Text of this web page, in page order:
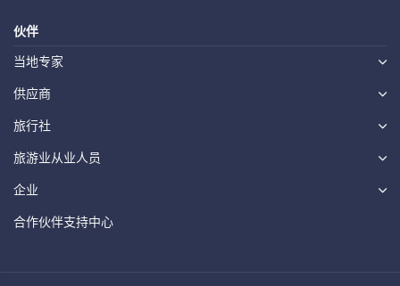
伙伴
当地专家
供应商
旅行社
旅游业从业人员
企业
合作伙伴支持中心